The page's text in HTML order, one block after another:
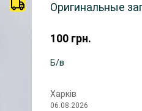
100 грн.
Оригинальные
Б/в
Харків
06.08.2026